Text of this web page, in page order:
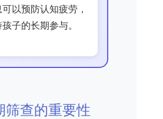
以预防认知疲劳，
子的长期参与。
筛查的重要性